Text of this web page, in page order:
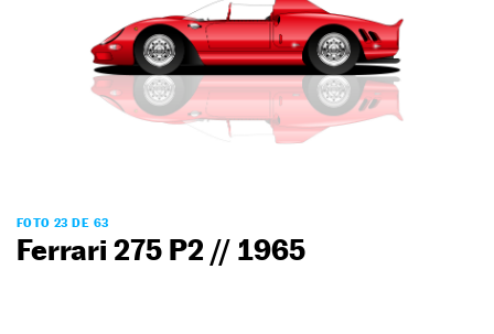
FOTO 23 DE 63
Ferrari 275 P2 // 1965